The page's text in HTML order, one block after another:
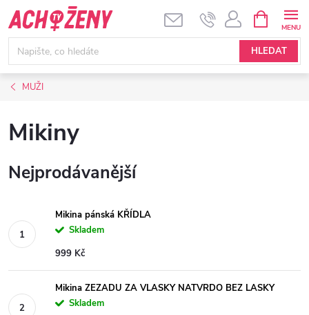
Přejít
na
obsah
HLEDAT
NÁKUPNÍ
KOŠÍK
MUŽI
Mikiny
Nejprodávanější
Mikina pánská KŘÍDLA
Skladem
999 Kč
Mikina ZEZADU ZA VLASKY NATVRDO BEZ LASKY
Skladem